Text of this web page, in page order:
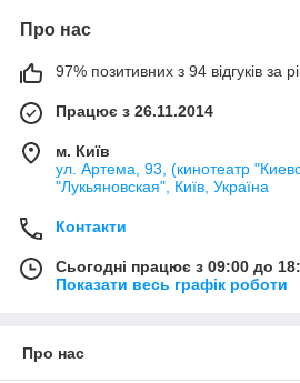
Про нас
97% позитивних з 94 відгуків за
Працює з 26.11.2014
м. Київ
ул. Артема, 93, (кинотеатр
"Лукьяновская", Київ, Україна
Контакти
Сьогодні працює з 09:00 до
Показати весь графік роботи
Про нас